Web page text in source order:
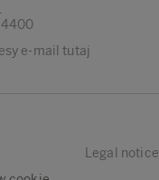
4400
e-mail tutaj
Legal notice